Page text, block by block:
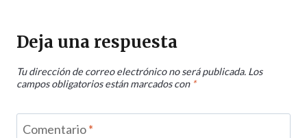
Deja una respuesta
Tu dirección de correo electrónico no será publicada. Los
campos obligatorios están marcados con *
Comentario*